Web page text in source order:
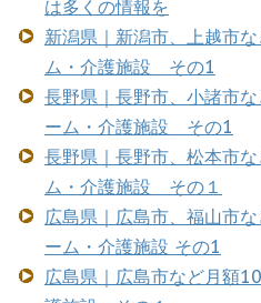
は多くの情報を
新潟県｜新潟市、上越市
ム・介護施設 その1
長野県｜長野市、小諸市
ーム・介護施設 その1
長野県｜長野市、松本市
ム・介護施設 その１
広島県｜広島市、福山市
ーム・介護施設 その1
広島県｜広島市など月額